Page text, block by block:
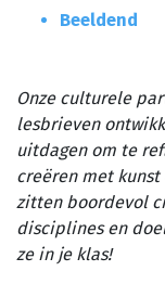
Beeldend
Onze culturele
lesbrieven
uitdagen om te
creëren met
zitten boordevol
disciplines en
ze in je klas!